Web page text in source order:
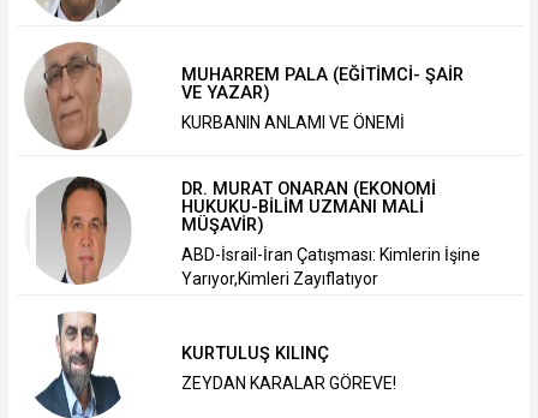
MUHARREM PALA (EĞİTİMCİ- ŞAİR
VE YAZAR)
KURBANIN ANLAMI VE ÖNEMİ
DR. MURAT ONARAN (EKONOMİ
HUKUKU-BİLİM UZMANI MALİ
MÜŞAVİR)
ABD-İsrail-İran Çatışması: Kimlerin İşine
Yarıyor,Kimleri Zayıflatıyor
KURTULUŞ KILINÇ
ZEYDAN KARALAR GÖREVE!